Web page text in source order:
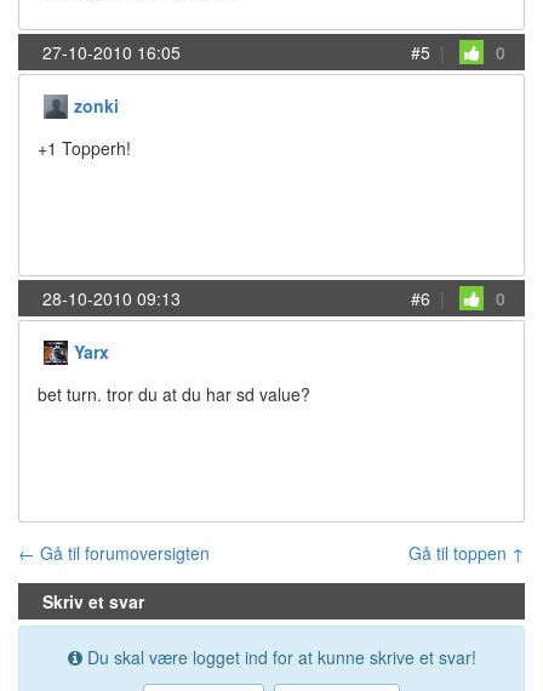
27-10-2010 16:05 #5 | 0
zonki
+1 Topperh!
28-10-2010 09:13 #6 | 0
Yarx
bet turn. tror du at du har sd value?
← Gå til forumoversigten
Gå til toppen ↑
Skriv et svar
Du skal være logget ind for at kunne skrive et svar!